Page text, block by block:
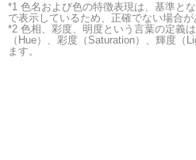
*1 色名および色の特徴表現は、基準と
で表示しているため、正確でない場合が
*2 色相、彩度、明度という言葉の定義は
（Hue）、彩度（Saturation）、輝度（
ます。